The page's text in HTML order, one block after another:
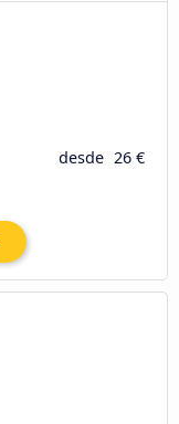
desde 26 €